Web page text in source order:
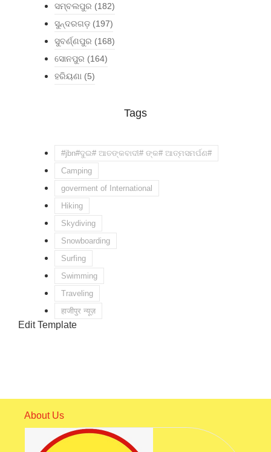
ସମ୍ବଲପୁର (182)
ସୁନ୍ଦରଗଡ଼ (197)
ସୁବର୍ଣ୍ଣପୁର (168)
ସୋନପୁର (164)
ହରିୟଣା (5)
Tags
#jbn#ଦୁଇ# ଆତଙ୍କବାଦୀ# ଙ୍କ# ଆତ୍ମସମର୍ପଣ#
Camping
goverment of International
Hiking
Skydiving
Snowboarding
Surfing
Swimming
Traveling
हाजीपुर न्यूज़
Edit Template
About Us